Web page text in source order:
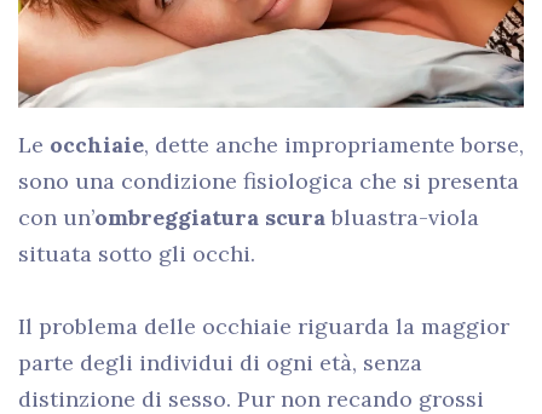
Le occhiaie, dette anche impropriamente borse,
sono una condizione fisiologica che si presenta
con un’ombreggiatura scurabluastra-viola
situata sotto gli occhi.
Il problema delle occhiaie riguarda la maggior
parte degli individui di ogni età, senza
distinzione di sesso. Pur non recando grossi